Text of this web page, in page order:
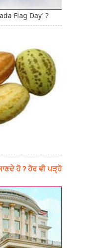
Flag Day' ?
ਹੋ ? ਹੋਰ ਵੀ ਪੜ੍ਹੋ